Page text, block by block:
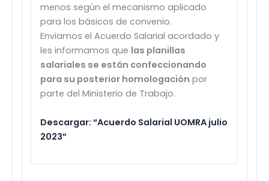
menos según el mecanismo aplicado
para los básicos de convenio.
Enviamos el Acuerdo Salarial acordado y
les informamos que las planillas
salariales se están confeccionando
para su posterior homologación por
parte del Ministerio de Trabajo.
Descargar: “Acuerdo Salarial UOMRA julio
2023”